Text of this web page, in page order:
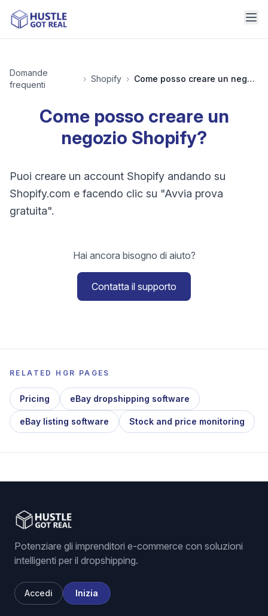
Domande
frequenti
› Shopify › Come posso creare un negozio Shopify?
Come posso creare un
negozio Shopify?
Puoi creare un account Shopify andando su
Shopify.com e facendo clic su "Avvia prova
gratuita".
Hai ancora bisogno di aiuto?
Contatta il supporto
RELATED HGR PAGES
Pricing eBay dropshipping software
eBay listing software Stock and price monitoring
Potenziare gli imprenditori e-commerce con soluzioni
intelligenti per il dropshipping.
Accedi Inizia